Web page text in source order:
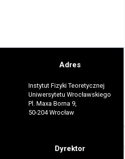
Adres
Instytut Fizyki Teoretycznej
Uniwersytetu Wrocławskiego
Pl. Maxa Borna 9,
50-204 Wrocław
Dyrektor